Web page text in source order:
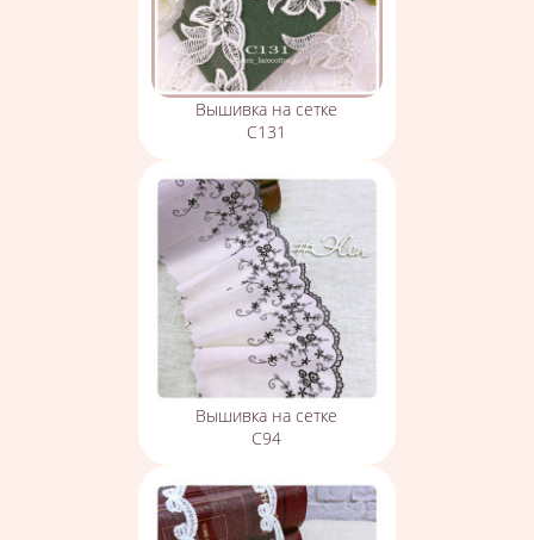
Вышивка на сетке
С131
Вышивка на сетке
С94